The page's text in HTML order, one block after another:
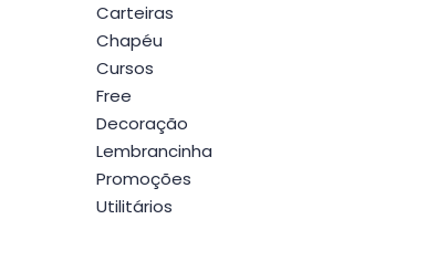
Carteiras
Chapéu
Cursos
Free
Decoração
Lembrancinha
Promoções
Utilitários